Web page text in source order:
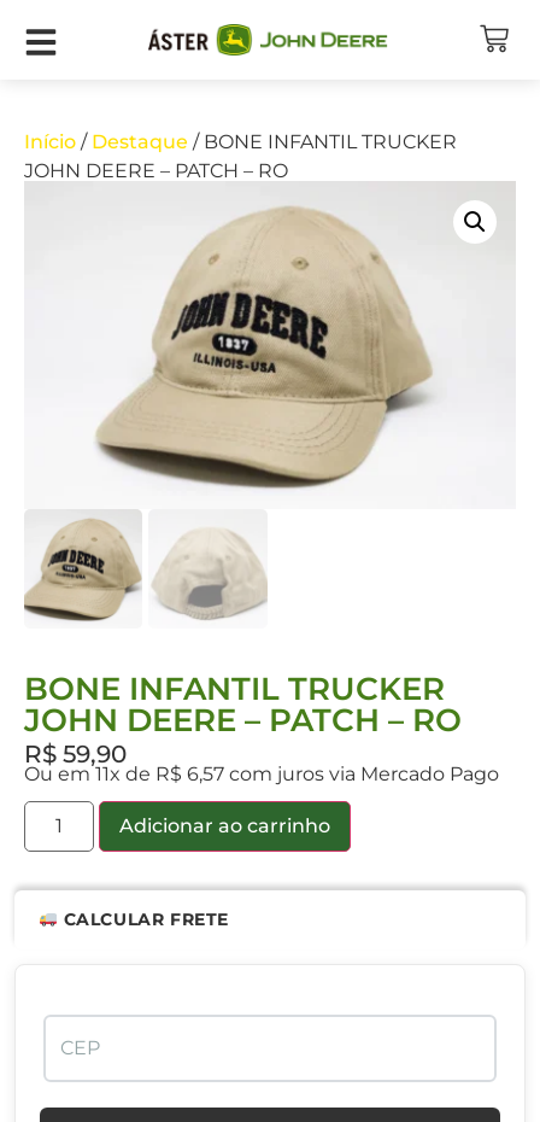
Início / Destaque / BONE INFANTIL TRUCKER
JOHN DEERE – PATCH – RO
BONE INFANTIL TRUCKER
JOHN DEERE – PATCH – RO
R$ 59,90
Ou em 11x de R$ 6,57 com juros via Mercado Pago
Adicionar ao carrinho
CALCULAR FRETE